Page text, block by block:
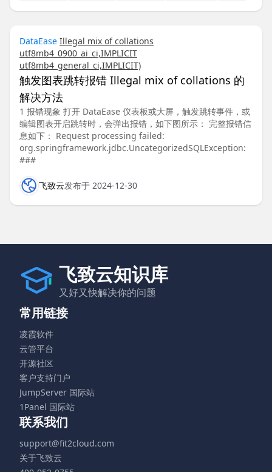
DataEase Illegal mix of collations
utf8mb4_0900_ai_ci,IMPLICIT
utf8mb4_general_ci,IMPLICIT)
触发图表跳转报错 Illegal mix of collations 的
解决方法
1 报错现象 打开 DataEase 仪表板或大屏，触发跳转事件，或
编辑图表开启跳转时，会弹出报错，如下图所示： 完整报错信
息如下： Request processing failed:
org.springframework.jdbc.UncategorizedSQLException:
###
飞致云发布于 2024-12-30
飞致云知识库
又好又快解决你的问题
常用链接
凌霞软件
云管平台
开源社区
客户支持门户
JumpServer 国际站
1Panel 国际站
联系我们
support@fit2cloud.com
关于飞致云